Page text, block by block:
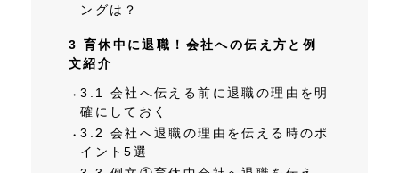
ングは？
3 育休中に退職！会社への伝え方と例
文紹介
3.1 会社へ伝える前に退職の理由を明
確にしておく
3.2
会社へ退職の理由を伝える時のポ
イント5選